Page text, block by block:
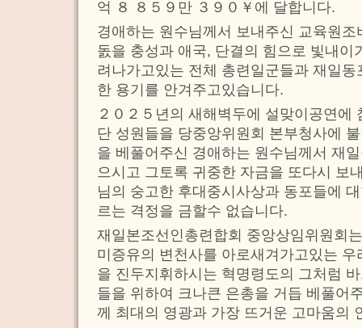
억 ８ ８５９만 ３９０￥에 달합니다.
경애하는 원수님께서 보내주신 교육원
돐을 충성과 애국, 단결의 힘으로 빛내이
려나가고있는 전체 총련일군들과 재일
한 용기를 안겨주고있습니다.
２０２５년의 새해벽두에 설맞이공연에
단 성원들을 당중앙위원회 본부청사에
을 베풀어주신 경애하는 원수님께서 재
으시고 그토록 귀중한 자금을 또다시 보
님의 숭고한 후대중시사상과 동포들에
르는 격정을 금할수 없습니다.
재일본조선인총련합회 중앙상임위원회
미증유의 변천사를 아로새겨가고있는
을 진두지휘하시는 혁명령도의 그처럼
들을 위하여 크나큰 은총을 거듭 베풀어
께 최대의 영광과 가장 뜨거운 고마움의